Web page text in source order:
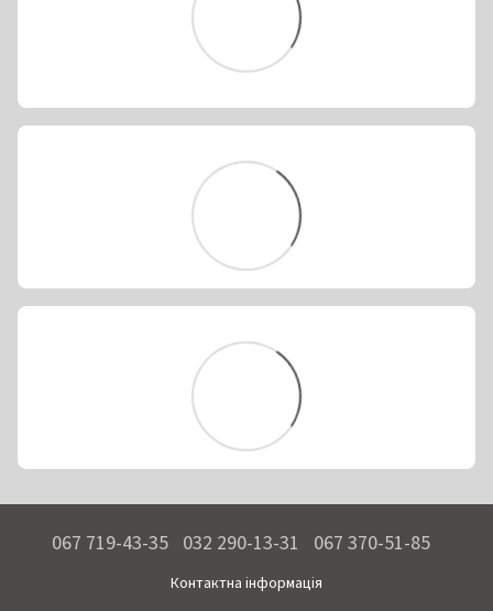
067 719-43-35 032 290-13-31 067 370-51-85
Контактна інформація